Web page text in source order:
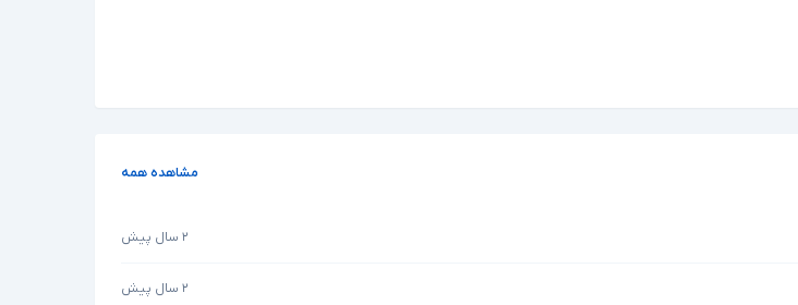
مشاهده همه
۲ سال پیش
۲ سال پیش